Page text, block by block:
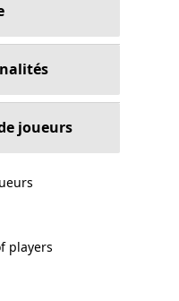
joueurs
players